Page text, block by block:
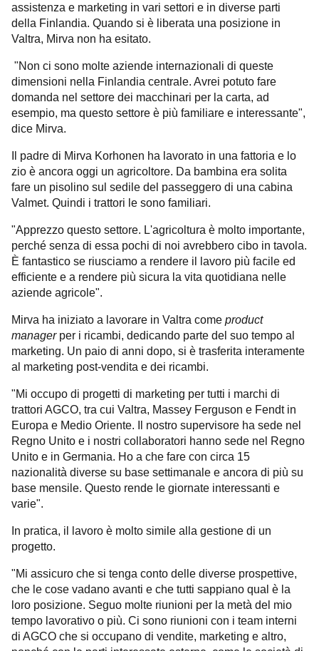
assistenza e marketing in vari settori e in diverse parti
della Finlandia. Quando si è liberata una posizione in
Valtra, Mirva non ha esitato.
"Non ci sono molte aziende internazionali di queste
dimensioni nella Finlandia centrale. Avrei potuto fare
domanda nel settore dei macchinari per la carta, ad
esempio, ma questo settore è più familiare e interessante",
dice Mirva.
Il padre di Mirva Korhonen ha lavorato in una fattoria e lo
zio è ancora oggi un agricoltore. Da bambina era solita
fare un pisolino sul sedile del passeggero di una cabina
Valmet. Quindi i trattori le sono familiari.
"Apprezzo questo settore. L'agricoltura è molto importante,
perché senza di essa pochi di noi avrebbero cibo in tavola.
È fantastico se riusciamo a rendere il lavoro più facile ed
efficiente e a rendere più sicura la vita quotidiana nelle
aziende agricole".
Mirva ha iniziato a lavorare in Valtra come product
manager per i ricambi, dedicando parte del suo tempo al
marketing. Un paio di anni dopo, si è trasferita interamente
al marketing post-vendita e dei ricambi.
"Mi occupo di progetti di marketing per tutti i marchi di
trattori AGCO, tra cui Valtra, Massey Ferguson e Fendt in
Europa e Medio Oriente. Il nostro supervisore ha sede nel
Regno Unito e i nostri collaboratori hanno sede nel Regno
Unito e in Germania. Ho a che fare con circa 15
nazionalità diverse su base settimanale e ancora di più su
base mensile. Questo rende le giornate interessanti e
varie".
In pratica, il lavoro è molto simile alla gestione di un
progetto.
"Mi assicuro che si tenga conto delle diverse prospettive,
che le cose vadano avanti e che tutti sappiano qual è la
loro posizione. Seguo molte riunioni per la metà del mio
tempo lavorativo o più. Ci sono riunioni con i team interni
di AGCO che si occupano di vendite, marketing e altro,